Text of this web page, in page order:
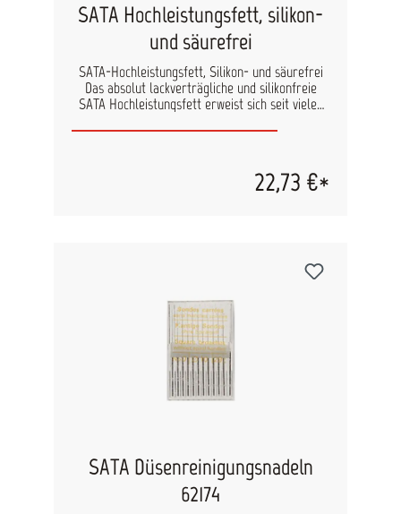
SATA Hochleistungsfett, silikon-
und säurefrei
SATA-Hochleistungsfett, Silikon- und säurefrei
Das absolut lackverträgliche und silikonfreie
SATA Hochleistungsfett erweist sich seit vielen
beweglichen Teile bzw. auch an Gewinden in
gewährleistet auch nach vielen Jahren die
22,73 €*
SATA Düsenreinigungsnadeln
62174